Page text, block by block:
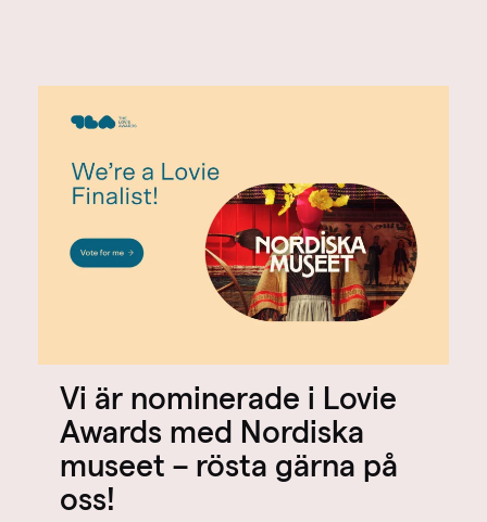
Vi är nominerade i Lovie
Awards med Nordiska
museet – rösta gärna på
oss!